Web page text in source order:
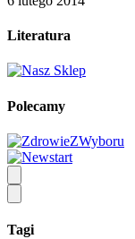
Literatura
Polecamy
Tagi